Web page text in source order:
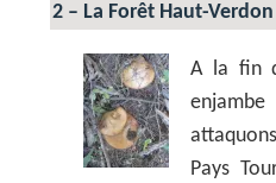
2 – La Forêt Haut-
A la fin
Pays